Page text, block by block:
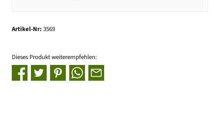
Artikel-Nr: 3569
Dieses Produkt weiterempfehlen: